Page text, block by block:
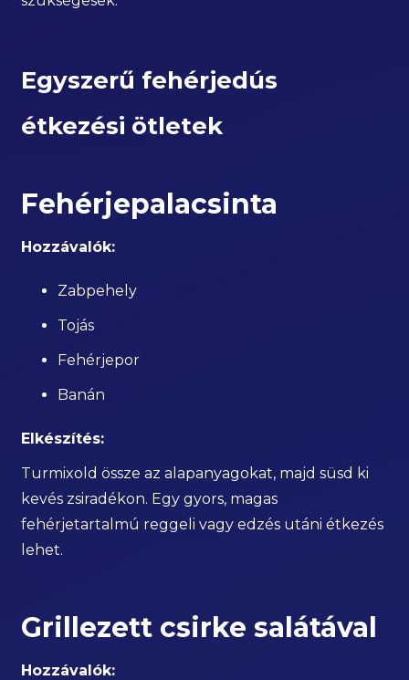
Egyszerű fehérjedús
étkezési ötletek
Fehérjepalacsinta
Hozzávalók:
Zabpehely
Tojás
Fehérjepor
Banán
Elkészítés:
Turmixold össze az alapanyagokat, majd süsd ki
kevés zsiradékon. Egy gyors, magas
fehérjetartalmú reggeli vagy edzés utáni étkezés
lehet.
Grillezett csirke salátával
Hozzávalók: